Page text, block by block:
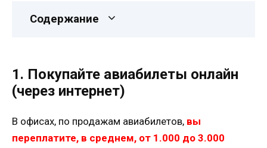
Содержание
1. Покупайте авиабилеты онлайн
(через интернет)
В офисах, по продажам авиабилетов, вы
переплатите, в среднем, от 1.000 до 3.000